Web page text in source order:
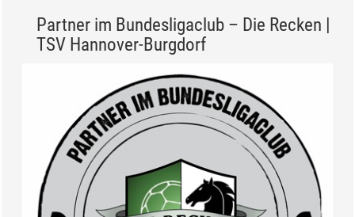
Partner im Bundesligaclub – Die Recken |
TSV Hannover-Burgdorf